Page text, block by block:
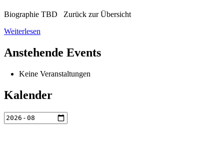
Biographie TBD Zurück zur Übersicht
Weiterlesen
Anstehende Events
Keine Veranstaltungen
Kalender